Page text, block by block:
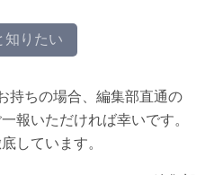
知りたい
持ちの場合、編集部直通の
報いただければ幸いです。
しています。